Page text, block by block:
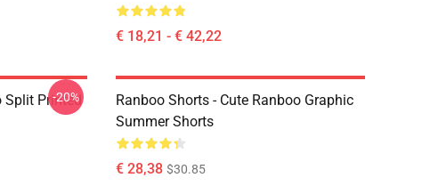
€ 18,21 - € 42,22
Split Printed
-20%
Ranboo Shorts - Cute Ranboo Graphic
Summer Shorts
€ 28,38 $30.85